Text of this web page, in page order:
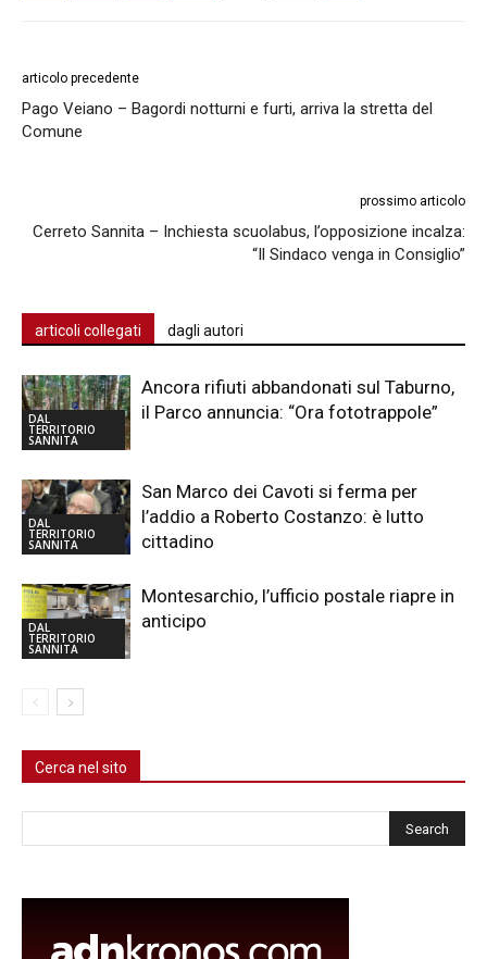
articolo precedente
Pago Veiano – Bagordi notturni e furti, arriva la stretta del
Comune
prossimo articolo
Cerreto Sannita – Inchiesta scuolabus, l’opposizione incalza:
“Il Sindaco venga in Consiglio”
articoli collegati dagli autori
DAL
TERRITORIO
SANNITA
Ancora rifiuti abbandonati sul Taburno,
il Parco annuncia: “Ora fototrappole”
DAL
TERRITORIO
SANNITA
San Marco dei Cavoti si ferma per
l’addio a Roberto Costanzo: è lutto
cittadino
DAL
TERRITORIO
SANNITA
Montesarchio, l’ufficio postale riapre in
anticipo
Cerca nel sito